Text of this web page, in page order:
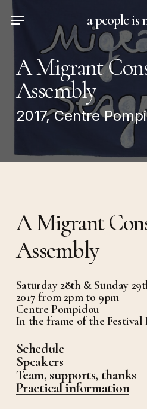
Skip
content
a people is
Menu
A Migrant
Assembly
2017, Centre
A Migrant
Assembly
Saturday 28th & Sunday
2017 from 2pm to 9pm
Centre Pompidou
In the frame of the Festival
Schedule
Speakers
Team, supports, thanks
Practical information